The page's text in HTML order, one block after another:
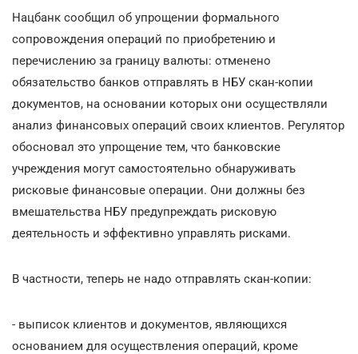
Нацбанк сообщил об упрощении формального
сопровождения операций по приобретению и
перечислению за границу валюты: отменено
обязательство банков отправлять в НБУ скан-копии
документов, на основании которых они осуществляли
анализ финансовых операций своих клиентов. Регулятор
обосновал это упрощение тем, что банковские
учреждения могут самостоятельно обнаруживать
рисковые финансовые операции. Они должны без
вмешательства НБУ предупреждать рисковую
деятельность и эффективно управлять рисками.
В частности, теперь не надо отправлять скан-копии:
- выписок клиентов и документов, являющихся
основанием для осуществления операций, кроме